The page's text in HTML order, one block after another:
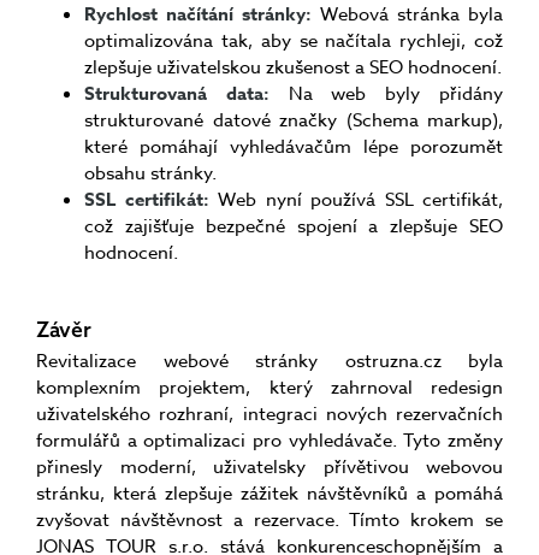
Rychlost načítání stránky: Webová stránka byla
optimalizována tak, aby se načítala rychleji, což
zlepšuje uživatelskou zkušenost a SEO hodnocení.
Strukturovaná data: Na web byly přidány
strukturované datové značky (Schema markup),
které pomáhají vyhledávačům lépe porozumět
obsahu stránky.
SSL certifikát: Web nyní používá SSL certifikát,
což zajišťuje bezpečné spojení a zlepšuje SEO
hodnocení.
Závěr
Revitalizace webové stránky ostruzna.cz byla
komplexním projektem, který zahrnoval redesign
uživatelského rozhraní, integraci nových rezervačních
formulářů a optimalizaci pro vyhledávače. Tyto změny
přinesly moderní, uživatelsky přívětivou webovou
stránku, která zlepšuje zážitek návštěvníků a pomáhá
zvyšovat návštěvnost a rezervace. Tímto krokem se
JONAS TOUR s.r.o. stává konkurenceschopnějším a